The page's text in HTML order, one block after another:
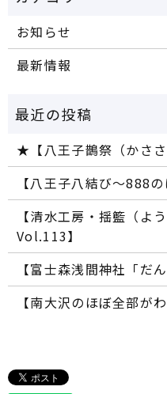
お知らせ
最新情報
★【八王子鵲祭（かささ
【八王子八結び～888の
【清水工房・揺籃（
Vol.113】
【富士森浅間神社「だん
【南大沢のほぼ全部が